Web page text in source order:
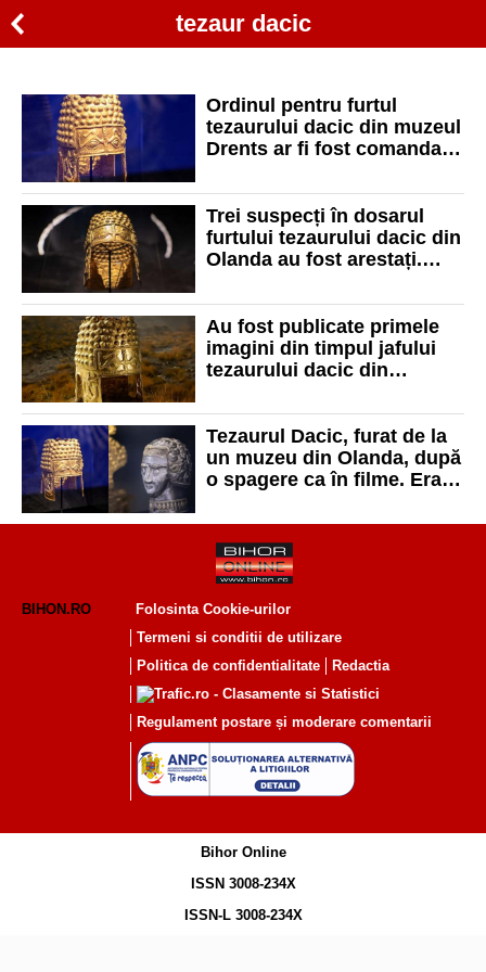
tezaur dacic
Ordinul pentru furtul
tezaurului dacic din muzeul
Drents ar fi fost comandat
Trei suspecți în dosarul
furtului tezaurului dacic din
Olanda au fost arestați.
Au fost publicate primele
imagini din timpul jafului
tezaurului dacic din
deschis un dosar penal
Tezaurul Dacic, furat de la
un muzeu din Olanda, după
o spagere ca în filme. Erau
muzee ale României
BIHON.RO
Folosinta Cookie-urilor
Termeni si conditii de utilizare
Politica de confidentialitate
Redactia
Regulament postare și moderare comentarii
Bihor Online
ISSN 3008-234X
ISSN-L 3008-234X